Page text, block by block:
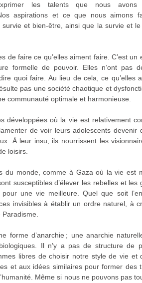
les talents que nous avons
aspirations et ce que nous aimons
et bien-être, ainsi que la survie et
de faire ce qu’elles aiment faire. C’est un
formelle de pouvoir. Elles n’ont pas
quoi faire. Au lieu de cela, ce qu’elles
pas une société chaotique et
communauté optimale et harmonieuse.
développées où la vie est relativement
de voir leurs adolescents devenir
À leur insu, ils nourrissent les
loisirs.
du monde, comme à Gaza où la vie est
susceptibles d’élever les rebelles et
une vie meilleure. Quel que soit
invisibles à établir un ordre naturel, à
forme d’anarchie ; une anarchie
Il n’y a pas de structure de
libres de choisir notre style de vie et
et aux idées similaires pour former des
Même si nous ne pouvons pas